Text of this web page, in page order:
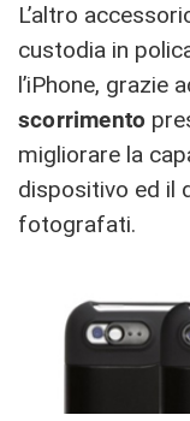
L’altro
custodia in
l’iPhone, grazie
scorrimento
migliorare la
dispositivo ed il
fotografati.